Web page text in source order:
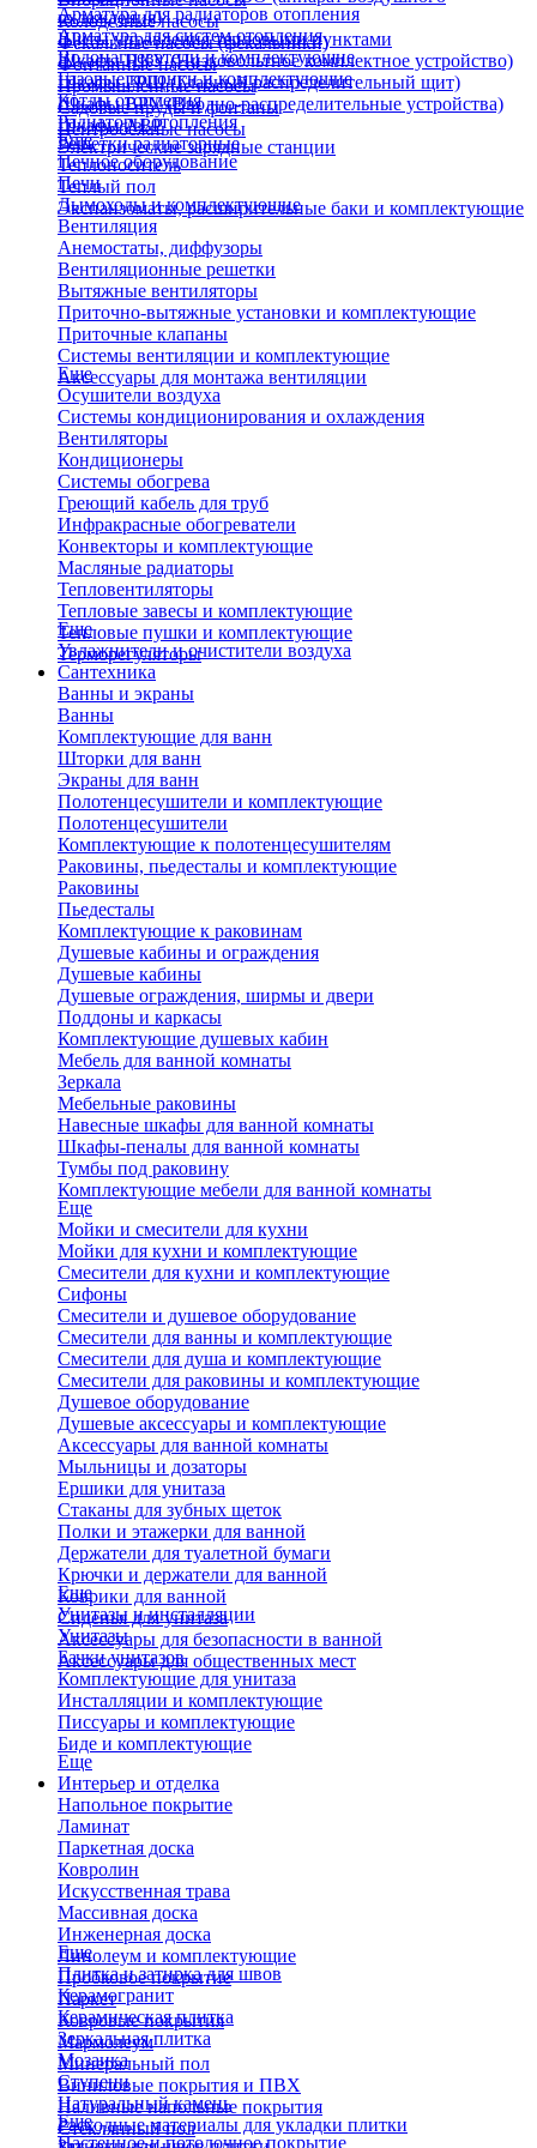
Колодезные насосы
Фекальные насосы (фекальники)
Фонтанные насосы
Промышленные насосы
Садовые пруды и фонтаны
Центробежные насосы
охлаждения)
Щиты управления тепловыми пунктами
Шкафы НКУ (Низковольтное комплектное устройство)
Шкафы ГРЩ (Главный распределительный щит)
Шкафы ВРУ (Вводно-распределительные устройства)
Шкафы АВР
Электрические зарядные станции
Арматура для радиаторов отопления
Арматура для систем отопления
Водонагреватели и комплектующие
Газовые колонки и комплектующие
Котлы отопления
Радиаторы отопления
Решетки радиаторные
Теплоноситель
Теплый пол
Экспанзоматы, расширительные баки и комплектующие
Еще
Печное оборудование
Печи
Дымоходы и комплектующие
Вентиляция
Анемостаты, диффузоры
Вентиляционные решетки
Вытяжные вентиляторы
Приточно-вытяжные установки и комплектующие
Приточные клапаны
Системы вентиляции и комплектующие
Аксессуары для монтажа вентиляции
Еще
Осушители воздуха
Системы кондиционирования и охлаждения
Вентиляторы
Кондиционеры
Системы обогрева
Греющий кабель для труб
Инфракрасные обогреватели
Конвекторы и комплектующие
Масляные радиаторы
Тепловентиляторы
Тепловые завесы и комплектующие
Тепловые пушки и комплектующие
Терморегуляторы
Еще
Увлажнители и очистители воздуха
Сантехника
Ванны и экраны
Ванны
Комплектующие для ванн
Шторки для ванн
Экраны для ванн
Полотенцесушители и комплектующие
Полотенцесушители
Комплектующие к полотенцесушителям
Раковины, пьедесталы и комплектующие
Раковины
Пьедесталы
Комплектующие к раковинам
Душевые кабины и ограждения
Душевые кабины
Душевые ограждения, ширмы и двери
Поддоны и каркасы
Комплектующие душевых кабин
Мебель для ванной комнаты
Зеркала
Мебельные раковины
Навесные шкафы для ванной комнаты
Шкафы-пеналы для ванной комнаты
Тумбы под раковину
Комплектующие мебели для ванной комнаты
Еще
Мойки и смесители для кухни
Мойки для кухни и комплектующие
Смесители для кухни и комплектующие
Сифоны
Смесители и душевое оборудование
Смесители для ванны и комплектующие
Смесители для душа и комплектующие
Смесители для раковины и комплектующие
Душевое оборудование
Душевые аксессуары и комплектующие
Аксессуары для ванной комнаты
Мыльницы и дозаторы
Ершики для унитаза
Стаканы для зубных щеток
Полки и этажерки для ванной
Держатели для туалетной бумаги
Крючки и держатели для ванной
Коврики для ванной
Сиденья для унитаза
Аксессуары для безопасности в ванной
Аксессуары для общественных мест
Еще
Унитазы и инсталляции
Унитазы
Бачки унитазов
Комплектующие для унитаза
Инсталляции и комплектующие
Писсуары и комплектующие
Биде и комплектующие
Еще
Интерьер и отделка
Напольное покрытие
Ламинат
Паркетная доска
Ковролин
Искусственная трава
Массивная доска
Инженерная доска
Линолеум и комплектующие
Пробковое покрытие
Паркет
Ковровые покрытия
Мармолеум
Минеральный пол
Виниловые покрытия и ПВХ
Наливные напольные покрытия
Стеклянный пол
Еще
Плитка и затирка для швов
Керамогранит
Керамическая плитка
Зеркальная плитка
Мозаика
Ступени
Натуральный камень
Расходные материалы для укладки плитки
Еще
Настенное и потолочное покрытие